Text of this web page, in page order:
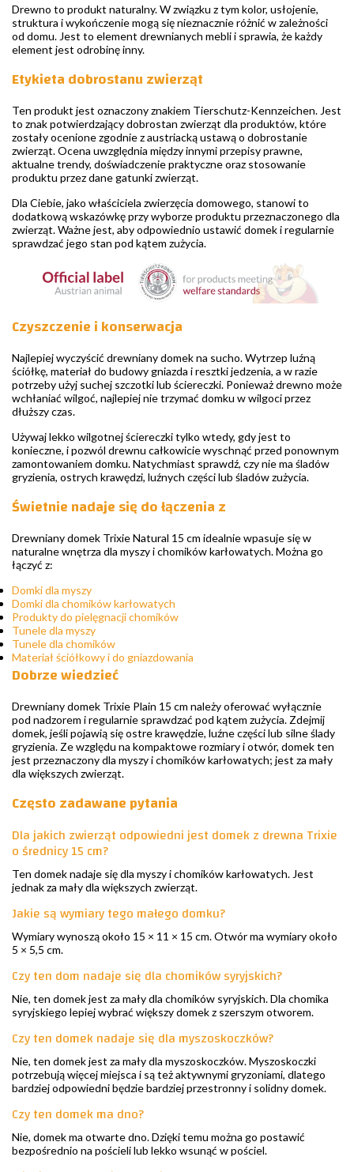
Drewno to produkt naturalny. W związku z tym kolor, usłojenie,
struktura i wykończenie mogą się nieznacznie różnić w zależności
od domu. Jest to element drewnianych mebli i sprawia, że każdy
element jest odrobinę inny.
Etykieta dobrostanu zwierząt
Ten produkt jest oznaczony znakiem Tierschutz-Kennzeichen. Jest
to znak potwierdzający dobrostan zwierząt dla produktów, które
zostały ocenione zgodnie z austriacką ustawą o dobrostanie
zwierząt. Ocena uwzględnia między innymi przepisy prawne,
aktualne trendy, doświadczenie praktyczne oraz stosowanie
produktu przez dane gatunki zwierząt.
Dla Ciebie, jako właściciela zwierzęcia domowego, stanowi to
dodatkową wskazówkę przy wyborze produktu przeznaczonego dla
zwierząt. Ważne jest, aby odpowiednio ustawić domek i regularnie
sprawdzać jego stan pod kątem zużycia.
Czyszczenie i konserwacja
Najlepiej wyczyścić drewniany domek na sucho. Wytrzep luźną
ściółkę, materiał do budowy gniazda i resztki jedzenia, a w razie
potrzeby użyj suchej szczotki lub ściereczki. Ponieważ drewno może
wchłaniać wilgoć, najlepiej nie trzymać domku w wilgoci przez
dłuższy czas.
Używaj lekko wilgotnej ściereczki tylko wtedy, gdy jest to
konieczne, i pozwól drewnu całkowicie wyschnąć przed ponownym
zamontowaniem domku. Natychmiast sprawdź, czy nie ma śladów
gryzienia, ostrych krawędzi, luźnych części lub śladów zużycia.
Świetnie nadaje się do łączenia z
Drewniany domek Trixie Natural 15 cm idealnie wpasuje się w
naturalne wnętrza dla myszy i chomików karłowatych. Można go
łączyć z:
Domki dla myszy
Domki dla chomików karłowatych
Produkty do pielęgnacji chomików
Tunele dla myszy
Tunele dla chomików
Materiał ściółkowy i do gniazdowania
Dobrze wiedzieć
Drewniany domek Trixie Plain 15 cm należy oferować wyłącznie
pod nadzorem i regularnie sprawdzać pod kątem zużycia. Zdejmij
domek, jeśli pojawią się ostre krawędzie, luźne części lub silne ślady
gryzienia. Ze względu na kompaktowe rozmiary i otwór, domek ten
jest przeznaczony dla myszy i chomików karłowatych; jest za mały
dla większych zwierząt.
Często zadawane pytania
Dla jakich zwierząt odpowiedni jest domek z drewna Trixie
o średnicy 15 cm?
Ten domek nadaje się dla myszy i chomików karłowatych. Jest
jednak za mały dla większych zwierząt.
Jakie są wymiary tego małego domku?
Wymiary wynoszą około 15 × 11 × 15 cm. Otwór ma wymiary około
5 × 5,5 cm.
Czy ten dom nadaje się dla chomików syryjskich?
Nie, ten domek jest za mały dla chomików syryjskich. Dla chomika
syryjskiego lepiej wybrać większy domek z szerszym otworem.
Czy ten domek nadaje się dla myszoskoczków?
Nie, ten domek jest za mały dla myszoskoczków. Myszoskoczki
potrzebują więcej miejsca i są też aktywnymi gryzoniami, dlatego
bardziej odpowiedni będzie bardziej przestronny i solidny domek.
Czy ten domek ma dno?
Nie, domek ma otwarte dno. Dzięki temu można go postawić
bezpośrednio na pościeli lub lekko wsunąć w pościel.